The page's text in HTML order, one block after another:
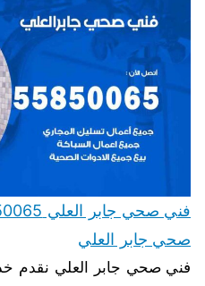
صحي جابر العلي
فني صحي جابر العلي نقدم